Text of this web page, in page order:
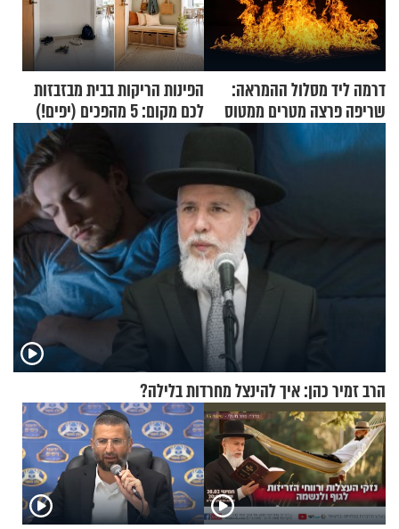
דרמה ליד מסלול ההמראה:
שריפה פרצה מטרים ממטוס
מלא בנוסעים
הפינות הריקות בבית מבזבזות
לכם מקום: 5 מהפכים (יפים!)
שאפשר לעשות כבר היום
הרב זמיר כהן: איך להינצל מחרדות בלילה?